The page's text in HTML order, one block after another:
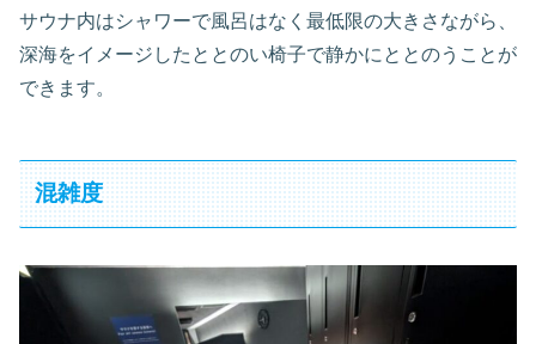
サウナ内はシャワーで風呂はなく最低限の大きさながら、
深海をイメージしたととのい椅子で静かにととのうことが
できます。
混雑度